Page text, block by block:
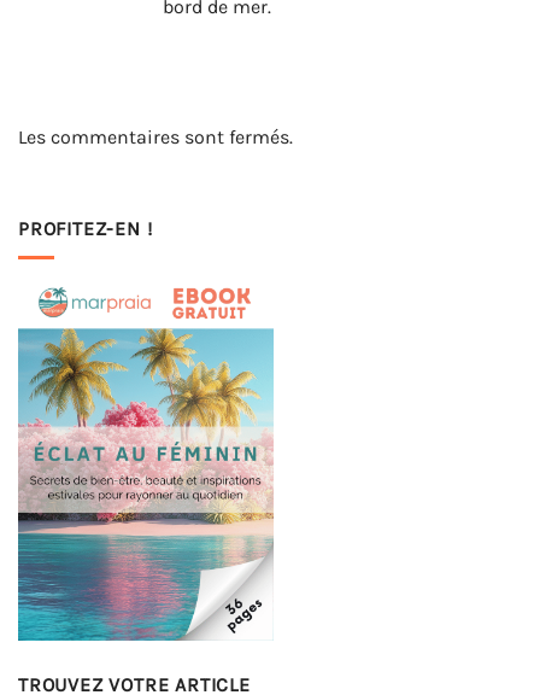
bord de mer.
Les commentaires sont fermés.
PROFITEZ-EN !
TROUVEZ VOTRE ARTICLE